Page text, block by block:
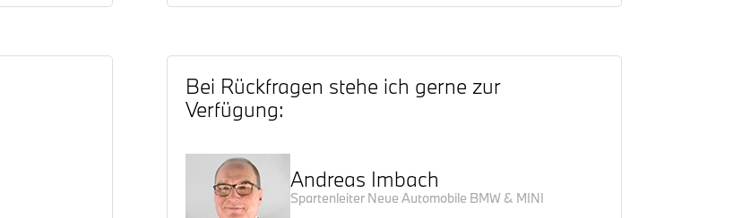
Bei Rückfragen stehe ich gerne zur
Verfügung:
Andreas Imbach
Spartenleiter Neue Automobile BMW & MINI